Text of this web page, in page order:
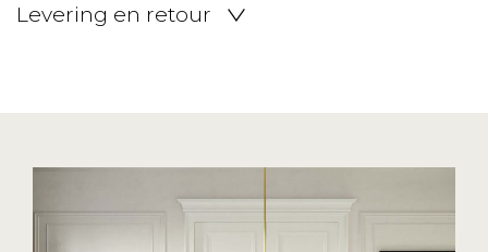
Levering en retour